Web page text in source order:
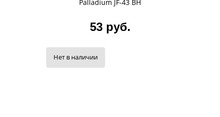
Palladium JF-43 BH
53 руб.
Нет в наличии